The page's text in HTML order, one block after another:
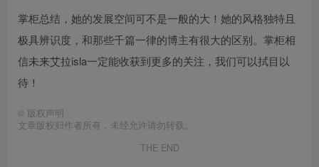
掌柜总结，她的发展空间可不是一般的大！她的风格独特且
极具辨识度，和那些千篇一律的博主有很大的区别。掌柜相
信未来艾拉isla一定能收获到更多的关注，我们可以拭目以
待！
© 版权声明
文章版权归作者所有，未经允许请勿转载。
THE END